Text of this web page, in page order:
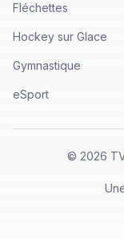
Fléchettes
Hockey sur Glace
Gymnastique
eSport
© 2026